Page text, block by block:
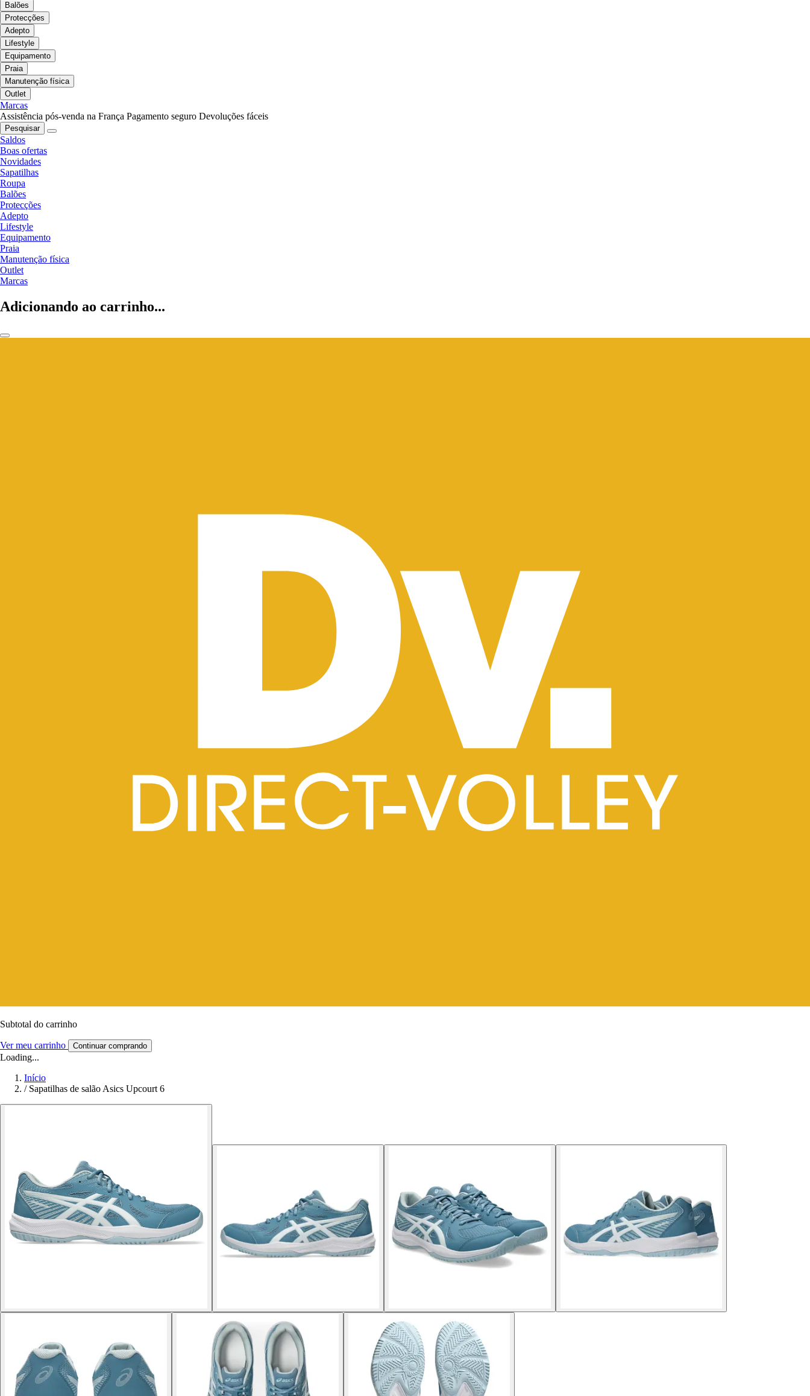
Balões
Protecções
Adepto
Lifestyle
Equipamento
Praia
Manutenção física
Outlet
Marcas
Assistência pós-venda na França Pagamento seguro Devoluções fáceis
Pesquisar
Saldos
Boas ofertas
Novidades
Sapatilhas
Roupa
Balões
Protecções
Adepto
Lifestyle
Equipamento
Praia
Manutenção física
Outlet
Marcas
Adicionando ao carrinho...
Subtotal do carrinho
Ver meu carrinho Continuar comprando
Loading...
Início
/ Sapatilhas de salão Asics Upcourt 6